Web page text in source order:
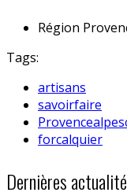
Région
Tags:
artisans
savoirfaire
forcalquier
Dernières